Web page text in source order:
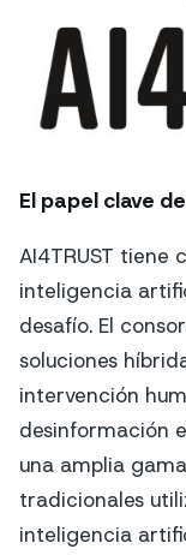
El papel clave
AI4TRUST tiene
inteligencia
desafío. El
soluciones
intervención
desinformación
una amplia
tradicionales
inteligencia